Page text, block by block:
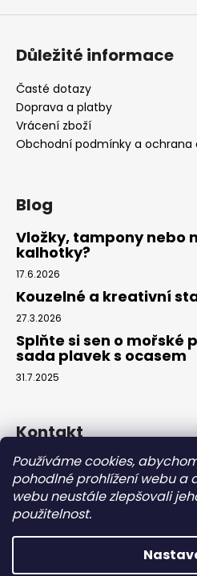
Používáme cookies,
pohodlné prohlížení webu a
webu neustále zlepšovali
použitelnost.
Důležité informace
Časté dotazy
Doprava a platby
Vrácení zboží
Obchodní podmínky a ochrana
Blog
Vložky, tampony nebo
kalhotky?
17.6.2026
Kouzelné a kreativní
27.3.2026
Splňte si sen o mořské
sada plavek s ocasem
31.7.2025
Kontakt
info@eparuky.cz
+420 734 459 045
Náš Facebook